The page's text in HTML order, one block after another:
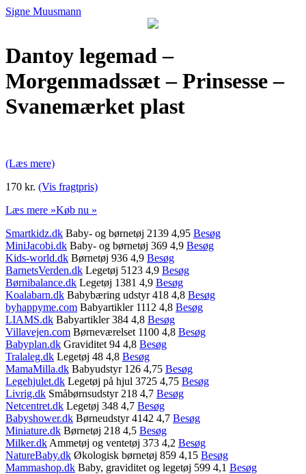
Signe Muusmann
Dantoy legemad –
Morgenmadssæt – Prinsesse –
Svanemærket plast
(Læs mere)
170 kr. (Vis fragtpris)
Læs mere »Køb nu »
Smartkidz.dk Baby- og børnetøj 2139 4,95 Besøg
MiniJacobi.dk Baby- og børnetøj 369 4,9 Besøg
Kids-world.dk Børnetøj 936 4,9 Besøg
BarnetsVerden.dk Legetøj 5123 4,9 Besøg
Børnibalance.dk Legetøj 1381 4,9 Besøg
Koalabarn.dk Babybæring udstyr 418 4,8 Besøg
byhappyme.com Babyartikler 1112 4,8 Besøg
LIAMS.dk Babyartikler 384 4,8 Besøg
Villavejen.com Børneværelset 1100 4,8 Besøg
Babyplan.dk Graviditet 94 4,8 Besøg
Tralaleg.dk Legetøj 48 4,8 Besøg
MamaMilla.dk Babyudstyr 126 4,75 Besøg
Legehjulet.dk Legetøj på hjul 3725 4,75 Besøg
Livrig.dk Småbørnsudstyr 218 4,7 Besøg
Netcentret.dk Legetøj 348 4,7 Besøg
Babyshower.dk Børneudstyr 4142 4,7 Besøg
Miniature.dk Børnetøj 218 4,5 Besøg
Milker.dk Ammetøj og ventetøj 373 4,2 Besøg
NatureBaby.dk Økologisk børnetøj 859 4,15 Besøg
Mammashop.dk Baby, graviditet og legetøj 599 4,1 Besøg